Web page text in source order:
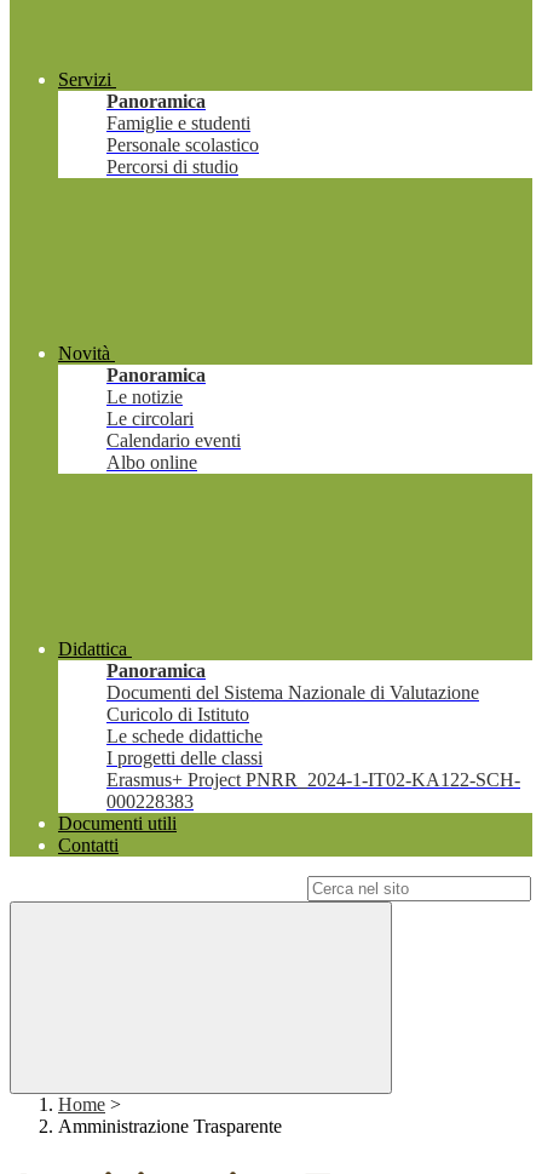
Servizi
Panoramica
Famiglie e studenti
Personale scolastico
Percorsi di studio
Novità
Panoramica
Le notizie
Le circolari
Calendario eventi
Albo online
Didattica
Panoramica
Documenti del Sistema Nazionale di Valutazione
Curicolo di Istituto
Le schede didattiche
I progetti delle classi
Erasmus+ Project PNRR_2024-1-IT02-KA122-SCH-
000228383
Documenti utili
Contatti
Home >
Amministrazione Trasparente